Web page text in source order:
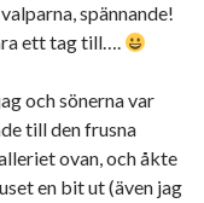
spännande!
ett tag till….
och sönerna var
till den frusna
ovan, och åkte
en bit ut (även jag